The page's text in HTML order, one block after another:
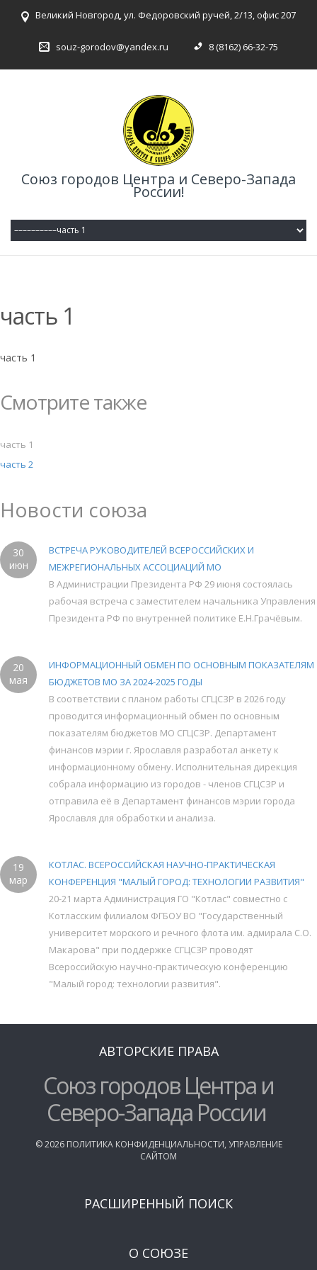
Великий Новгород, ул. Федоровский ручей, 2/13, офис 207
souz-gorodov@yandex.ru 8 (8162) 66-32-75
Союз городов Центра и Северо-Запада
России!
часть 1
часть 1
Смотрите также
часть 1
часть 2
Новости союза
30
июн
ВСТРЕЧА РУКОВОДИТЕЛЕЙ ВСЕРОССИЙСКИХ И
МЕЖРЕГИОНАЛЬНЫХ АССОЦИАЦИЙ МО
В Администрации Президента РФ 29 июня состоялась
рабочая встреча с заместителем начальника Управления
Президента РФ по внутренней политике Е.Н.Грачёвым.
20
мая
ИНФОРМАЦИОННЫЙ ОБМЕН ПО ОСНОВНЫМ ПОКАЗАТЕЛЯМ
БЮДЖЕТОВ МО ЗА 2024-2025 ГОДЫ
В соответствии с планом работы СГЦСЗР в 2026 году
проводится информационный обмен по основным
показателям бюджетов МО СГЦСЗР. Департамент
финансов мэрии г. Ярославля разработал анкету к
информационному обмену. Исполнительная дирекция
собрала информацию из городов - членов СГЦСЗР и
отправила её в Департамент финансов мэрии города
Ярославля для обработки и анализа.
19
мар
КОТЛАС. ВСЕРОССИЙСКАЯ НАУЧНО-ПРАКТИЧЕСКАЯ
КОНФЕРЕНЦИЯ "МАЛЫЙ ГОРОД: ТЕХНОЛОГИИ РАЗВИТИЯ"
20-21 марта Администрация ГО "Котлас" совместно с
Котласским филиалом ФГБОУ ВО "Государственный
университет морского и речного флота им. адмирала С.О.
Макарова" при поддержке СГЦСЗР проводят
Всероссийскую научно-практическую конференцию
"Малый город: технологии развития".
АВТОРСКИЕ ПРАВА
Союз городов Центра и
Северо-Запада России
©2026 ПОЛИТИКА КОНФИДЕНЦИАЛЬНОСТИ, УПРАВЛЕНИЕ
САЙТОМ
РАСШИРЕННЫЙ ПОИСК
О СОЮЗЕ